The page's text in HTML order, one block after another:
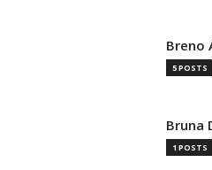
Breno
5 POSTS
Bruna
1 POSTS